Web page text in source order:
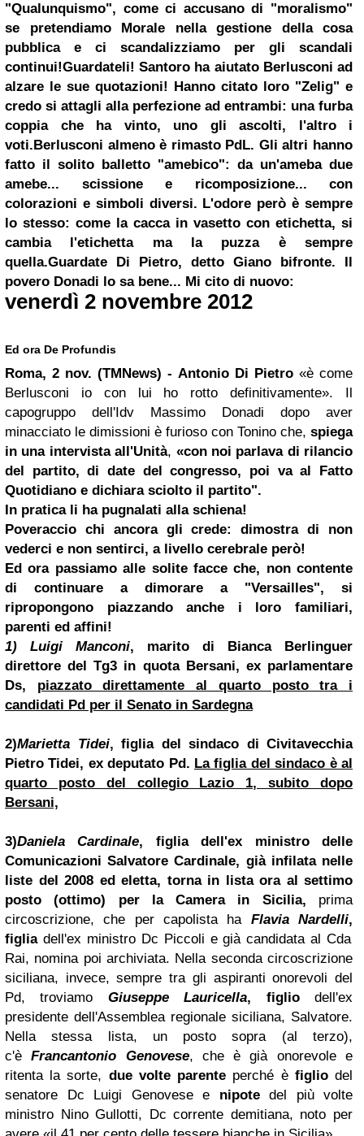
"Qualunquismo", come ci accusano di "moralismo"
se pretendiamo Morale nella gestione della cosa
pubblica e ci scandalizziamo per gli scandali
continui!Guardateli! Santoro ha aiutato Berlusconi ad
alzare le sue quotazioni! Hanno citato loro "Zelig" e
credo si attagli alla perfezione ad entrambi: una furba
coppia che ha vinto, uno gli ascolti, l'altro i
voti.Berlusconi almeno è rimasto PdL. Gli altri hanno
fatto il solito balletto "amebico": da un'ameba due
amebe... scissione e ricomposizione... con
colorazioni e simboli diversi. L'odore però è sempre
lo stesso: come la cacca in vasetto con etichetta, si
cambia l'etichetta ma la puzza è sempre
quella.Guardate Di Pietro, detto Giano bifronte. Il
povero Donadi lo sa bene... Mi cito di nuovo:
venerdì 2 novembre 2012
Ed ora De Profundis
Roma, 2 nov. (TMNews) - Antonio Di Pietro «è come
Berlusconi io con lui ho rotto definitivamente». Il
capogruppo dell'Idv Massimo Donadi dopo aver
minacciato le dimissioni è furioso con Tonino che, spiega
in una intervista all'Unità, «con noi parlava di rilancio
del partito, di date del congresso, poi va al Fatto
Quotidiano e dichiara sciolto il partito".
In pratica li ha pugnalati alla schiena!
Poveraccio chi ancora gli crede: dimostra di non
vederci e non sentirci, a livello cerebrale però!
Ed ora passiamo alle solite facce che, non contente
di continuare a dimorare a "Versailles", si
ripropongono piazzando anche i loro familiari,
parenti ed affini!
1) Luigi Manconi, marito di Bianca Berlinguer
direttore del Tg3 in quota Bersani, ex parlamentare
Ds, piazzato direttamente al quarto posto tra i
candidati Pd per il Senato in Sardegna
2)Marietta Tidei, figlia del sindaco di Civitavecchia
Pietro Tidei, ex deputato Pd. La figlia del sindaco è al
quarto posto del collegio Lazio 1, subito dopo
Bersani,
3)Daniela Cardinale, figlia dell'ex ministro delle
Comunicazioni Salvatore Cardinale, già infilata nelle
liste del 2008 ed eletta, torna in lista ora al settimo
posto (ottimo) per la Camera in Sicilia, prima
circoscrizione, che per capolista ha Flavia Nardelli,
figlia dell'ex ministro Dc Piccoli e già candidata al Cda
Rai, nomina poi archiviata. Nella seconda circoscrizione
siciliana, invece, sempre tra gli aspiranti onorevoli del
Pd, troviamo Giuseppe Lauricella, figliodell'ex
presidente dell'Assemblea regionale siciliana, Salvatore.
Nella stessa lista, un posto sopra (al terzo),
c'èFrancantonio Genovese, che è già onorevole e
ritenta la sorte, due volte parente perché è figliodel
senatore Dc Luigi Genovese e nipotedel più volte
ministro Nino Gullotti, Dc corrente demitiana, noto per